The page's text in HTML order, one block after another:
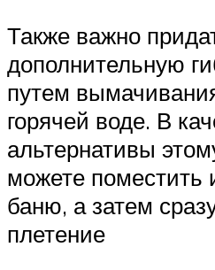
Также важно
дополнительную
путем
горячей воде. В
альтернативы
можете поместить
баню, а затем
плетение